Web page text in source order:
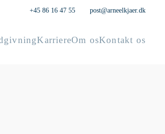
+45 86 16 47 55 post@arneelkjaer.dk
KarriereOm osKontakt os